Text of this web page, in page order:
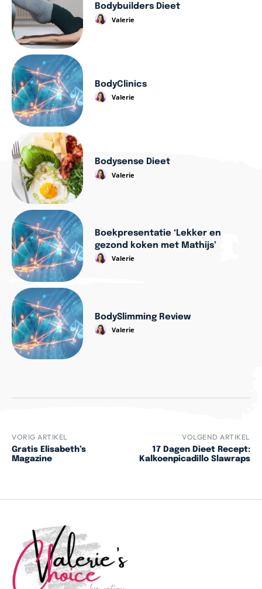
Bodybuilders Dieet
Valerie
BodyClinics
Valerie
Bodysense Dieet
Valerie
Boekpresentatie ‘Lekker en
gezond koken met Mathijs’
Valerie
BodySlimming Review
Valerie
VORIG ARTIKEL
Gratis Elisabeth’s
Magazine
VOLGEND ARTIKEL
17 Dagen Dieet Recept:
Kalkoenpicadillo Slawraps